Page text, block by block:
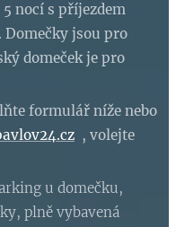
nocí s příjezdem
Domečky jsou pro
domeček je pro
formulář níže nebo
, volejte
u domečku,
plně vybavená